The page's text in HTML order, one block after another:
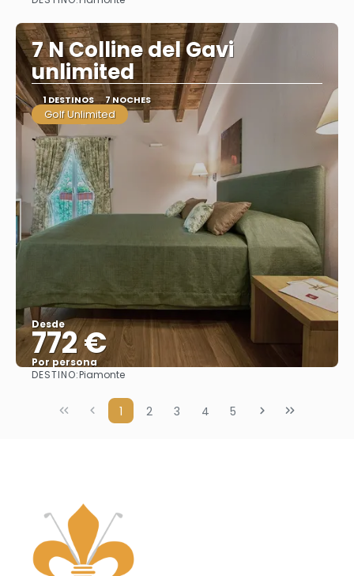
7 N Colline del Gavi
unlimited
1 DESTINOS 7 NOCHES
Golf Unlimited
Desde
772 €
Por persona
DESTINO:Piamonte
1 2 3 4 5